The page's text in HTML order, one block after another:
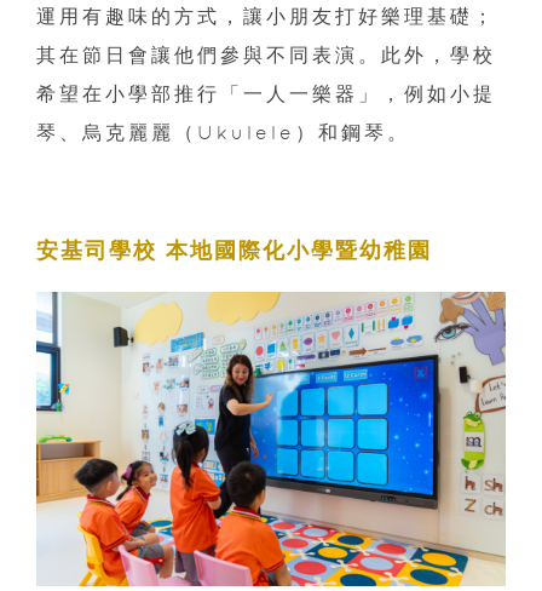
運用有趣味的方式，讓小朋友打好樂理基礎；
其在節日會讓他們參與不同表演。此外，學校
希望在小學部推行「一人一樂器」，例如小提
琴、烏克麗麗（Ukulele）和鋼琴。
安基司學校 本地國際化小學暨幼稚園